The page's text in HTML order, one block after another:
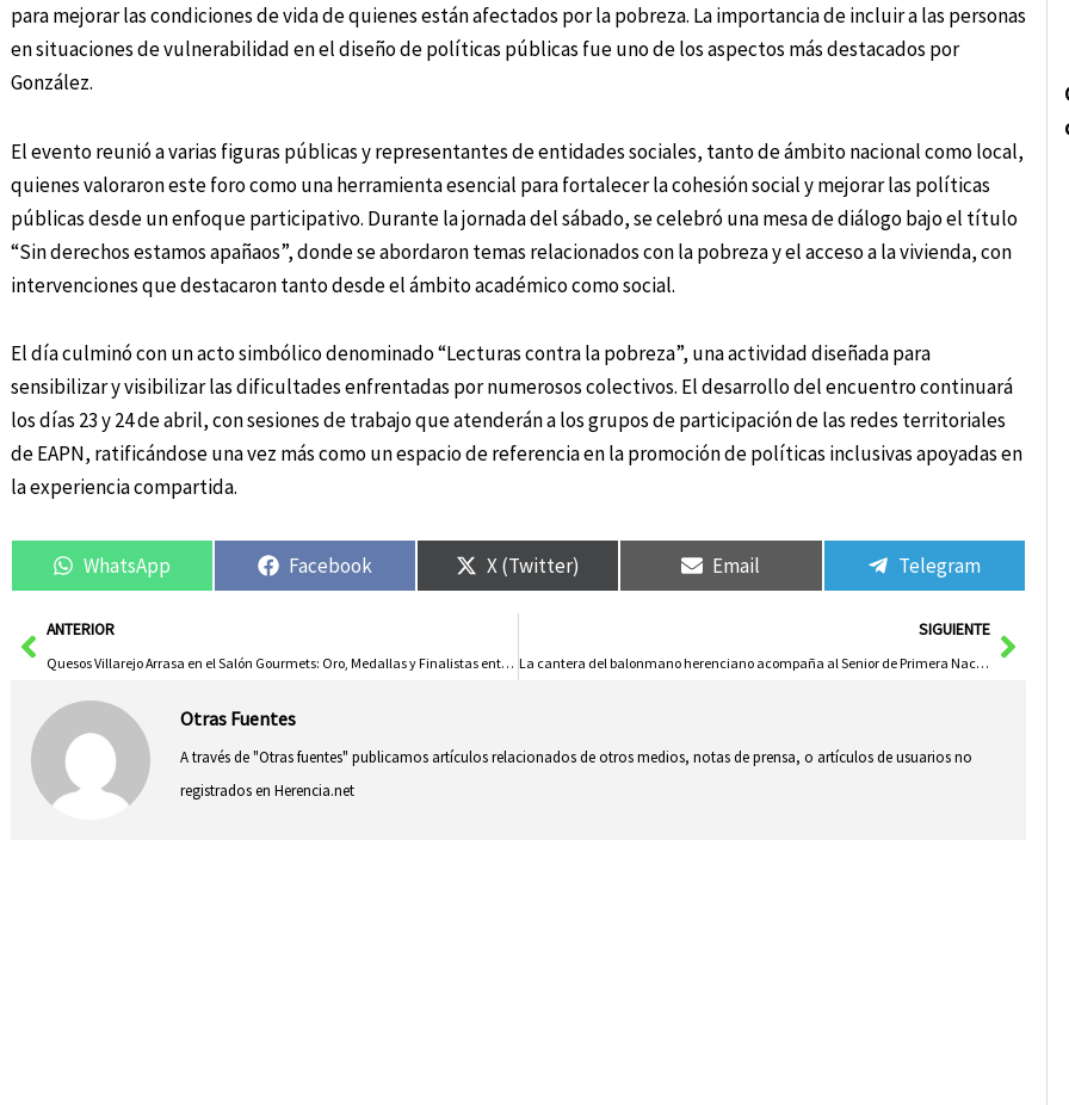
para mejorar las condiciones de vida de quienes están afectados por la pobreza. La importancia de incluir a las personas
en situaciones de vulnerabilidad en el diseño de políticas públicas fue uno de los aspectos más destacados por
González.
El evento reunió a varias figuras públicas y representantes de entidades sociales, tanto de ámbito nacional como local,
quienes valoraron este foro como una herramienta esencial para fortalecer la cohesión social y mejorar las políticas
públicas desde un enfoque participativo. Durante la jornada del sábado, se celebró una mesa de diálogo bajo el título
“Sin derechos estamos apañaos”, donde se abordaron temas relacionados con la pobreza y el acceso a la vivienda, con
intervenciones que destacaron tanto desde el ámbito académico como social.
El día culminó con un acto simbólico denominado “Lecturas contra la pobreza”, una actividad diseñada para
sensibilizar y visibilizar las dificultades enfrentadas por numerosos colectivos. El desarrollo del encuentro continuará
los días 23 y 24 de abril, con sesiones de trabajo que atenderán a los grupos de participación de las redes territoriales
de EAPN, ratificándose una vez más como un espacio de referencia en la promoción de políticas inclusivas apoyadas en
la experiencia compartida.
WhatsApp Facebook X (Twitter) Email Telegram
AntANTERIOR
Quesos Villarejo Arrasa en el Salón Gourmets: Oro, Medallas y Finalistas entre 801 Quesos
SIGUIENTE
La cantera del balonmano herenciano acompaña al Senior de Primera Nacional en el Polideportivo Municipal
Otras Fuentes
A través de "Otras fuentes" publicamos artículos relacionados de otros medios, notas de prensa, o artículos de usuarios no
registrados en Herencia.net